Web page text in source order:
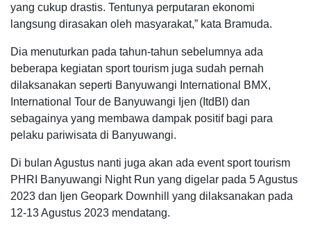
yang cukup drastis. Tentunya perputaran ekonomi
langsung dirasakan oleh masyarakat,” kata Bramuda.
Dia menuturkan pada tahun-tahun sebelumnya ada
beberapa kegiatan sport tourism juga sudah pernah
dilaksanakan seperti Banyuwangi International BMX,
International Tour de Banyuwangi Ijen (ItdBI) dan
sebagainya yang membawa dampak positif bagi para
pelaku pariwisata di Banyuwangi.
Di bulan Agustus nanti juga akan ada event sport tourism
PHRI Banyuwangi Night Run yang digelar pada 5 Agustus
2023 dan Ijen Geopark Downhill yang dilaksanakan pada
12-13 Agustus 2023 mendatang.